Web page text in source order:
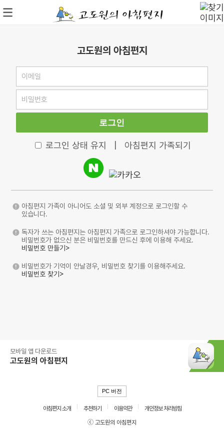
고도원의 아침편지
로그인
로그인 상태 유지 아침편지 가족되기
아침편지 가족이 아니어도 소셜 및 외부 계정으로 로그인할 수
있습니다.
독자가 쓰는 아침편지는 아침편지 가족으로 로그인하셔야 가능합니다.
비밀번호가 없으신 분은 비밀번호를 만드신 후에 이용해 주세요.
비밀번호 만들기>
비밀번호가 기억이 안날경우, 비밀번호 찾기를 이용해주세요.
비밀번호 찾기>
모바일 앱 다운로드
고도원의 아침편지
PC 버전
아침편지 소개 추천하기 이용약관
개인정보 처리방침
ⓒ 고도원의 아침편지